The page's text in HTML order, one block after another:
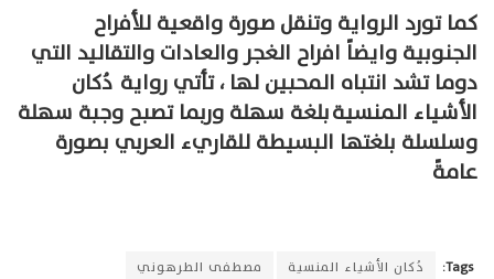
كما تورد الرواية وتنقل صورة واقعية للأفراح
الجنوبية وايضاً افراح الغجر والعادات والتقاليد التي
دوما تشد انتباه المحبين لها ، تأتيرواية دُكان
الأشياء المنسيةبلغة سهلة وربما تصبح وجبة سهلة
وسلسلة بلغتها البسيطة للقاريء العربي بصورة
عامةً
Tags: دُكان الأشياء المنسية
مصطفى الطرهوني